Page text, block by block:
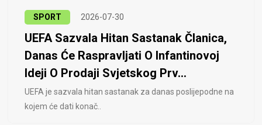
SPORT 2026-07-30
UEFA Sazvala Hitan Sastanak Članica,
Danas Će Raspravljati O Infantinovoj
Ideji O Prodaji Svjetskog Prv...
UEFA je sazvala hitan sastanak za danas poslijepodne na
kojem će dati konač..